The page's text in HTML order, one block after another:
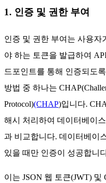
1. 인증 및 권한 부여
인증 및 권한 부여는 사용자
야 하는 토큰을 발급하여
드포인트를 통해 인증되도
방법 중 하나는
Protocol)(CHAP)입니다.
해시 처리하여 데이터베이
과 비교합니다. 데이터베이
있을 때만 인증이 성공합니
이는 JSON 웹 토큰(JWT)